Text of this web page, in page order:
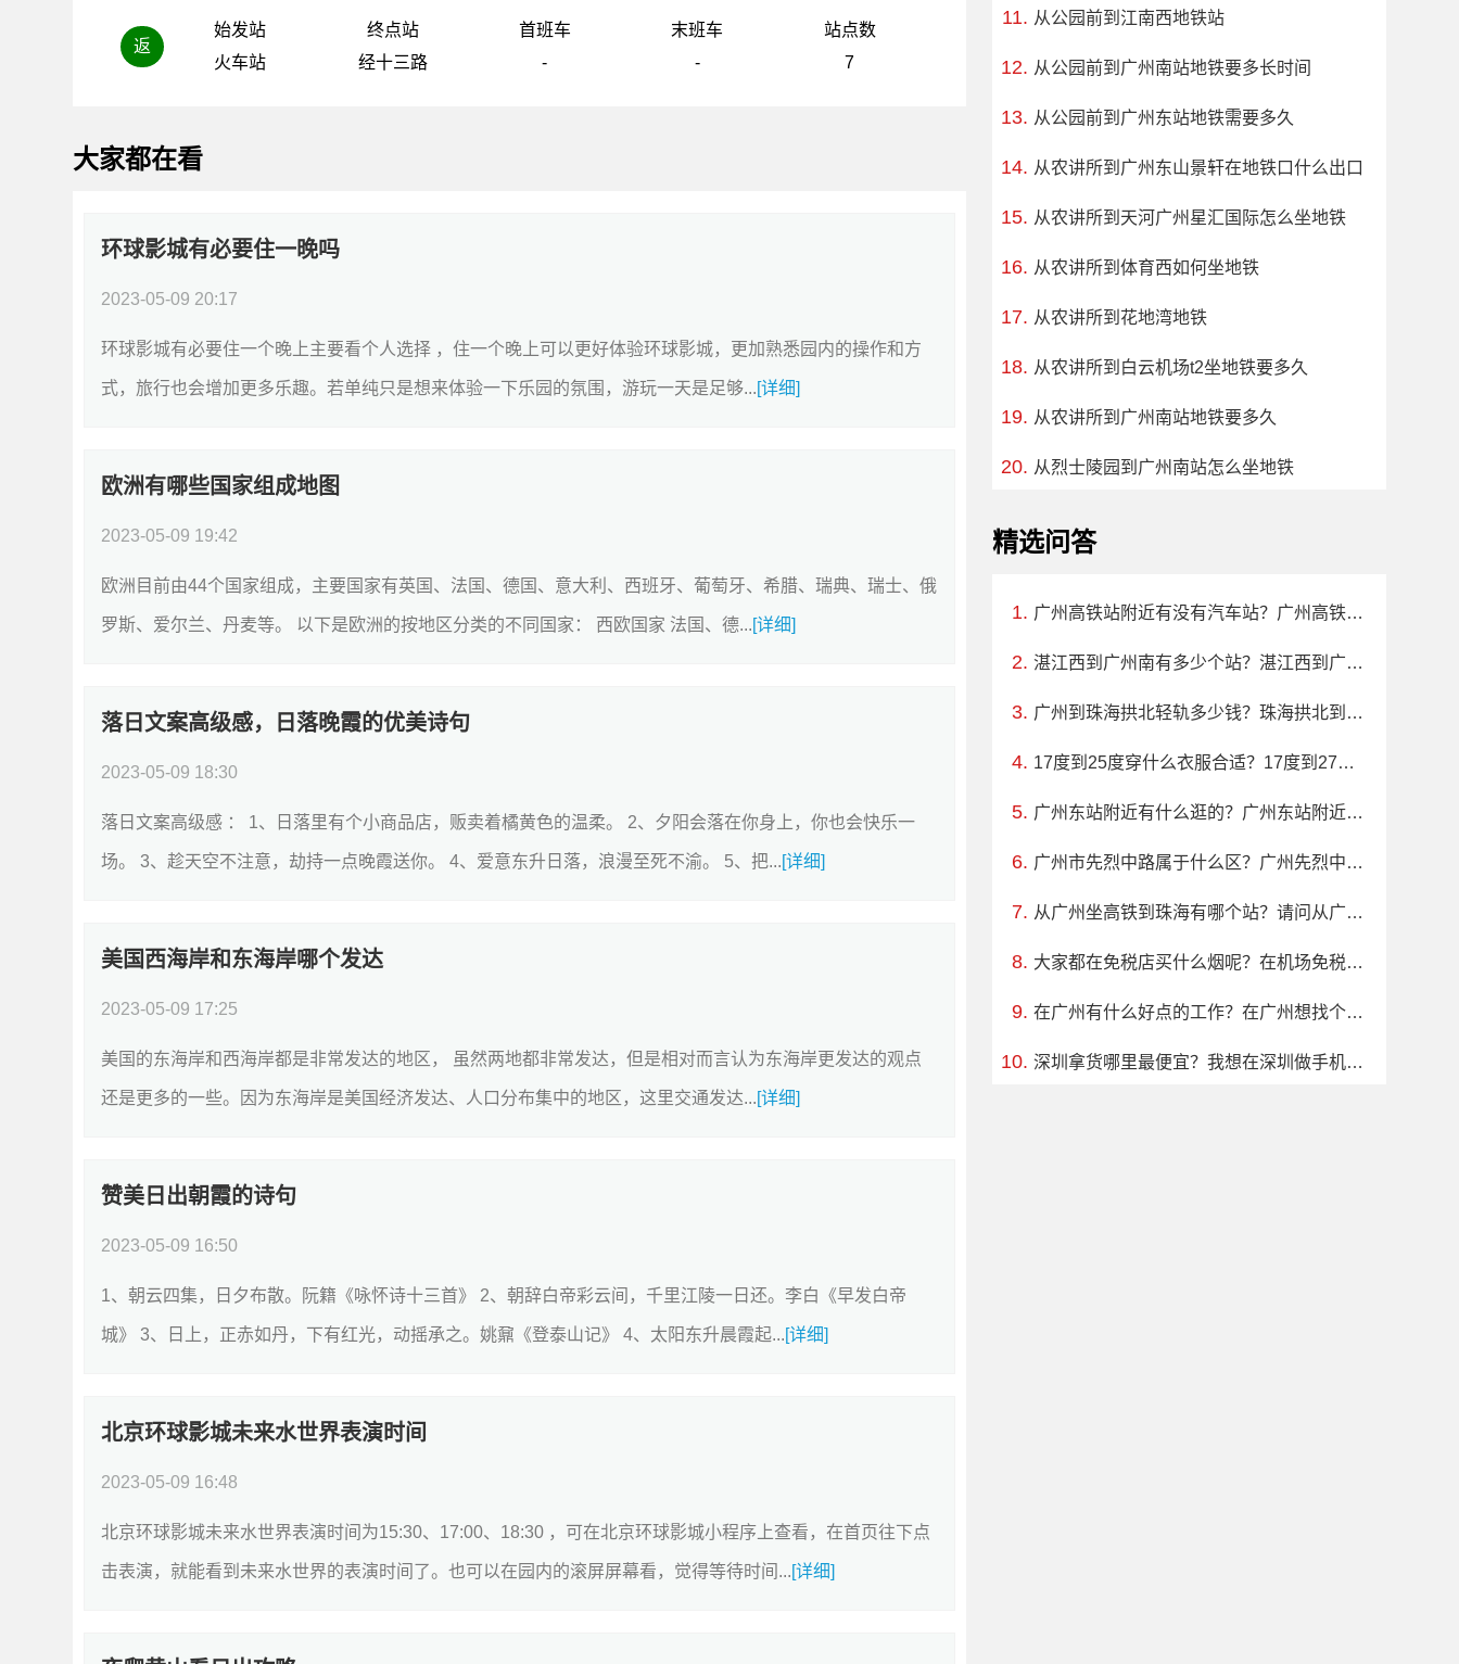
返
始发站
火车站
终点站
经十三路
首班车
-
末班车
-
站点数
7
大家都在看
环球影城有必要住一晚吗
2023-05-09 20:17
环球影城有必要住一个晚上主要看个人选择 ，住一个晚上可以更好体验环球影城，更加熟悉园内的操作和方
式，旅行也会增加更多乐趣。若单纯只是想来体验一下乐园的氛围，游玩一天是足够...[详细]
欧洲有哪些国家组成地图
2023-05-09 19:42
欧洲目前由44个国家组成，主要国家有英国、法国、德国、意大利、西班牙、葡萄牙、希腊、瑞典、瑞士、俄
罗斯、爱尔兰、丹麦等。 以下是欧洲的按地区分类的不同国家： 西欧国家 法国、德...[详细]
落日文案高级感，日落晚霞的优美诗句
2023-05-09 18:30
落日文案高级感 ： 1、日落里有个小商品店，贩卖着橘黄色的温柔。 2、夕阳会落在你身上，你也会快乐一
场。 3、趁天空不注意，劫持一点晚霞送你。 4、爱意东升日落，浪漫至死不渝。 5、把...[详细]
美国西海岸和东海岸哪个发达
2023-05-09 17:25
美国的东海岸和西海岸都是非常发达的地区， 虽然两地都非常发达，但是相对而言认为东海岸更发达的观点
还是更多的一些。因为东海岸是美国经济发达、人口分布集中的地区，这里交通发达...[详细]
赞美日出朝霞的诗句
2023-05-09 16:50
1、朝云四集，日夕布散。阮籍《咏怀诗十三首》 2、朝辞白帝彩云间，千里江陵一日还。李白《早发白帝
城》 3、日上，正赤如丹，下有红光，动摇承之。姚鼐《登泰山记》 4、太阳东升晨霞起...[详细]
北京环球影城未来水世界表演时间
2023-05-09 16:48
北京环球影城未来水世界表演时间为15:30、17:00、18:30 ，可在北京环球影城小程序上查看，在首页往下点
击表演，就能看到未来水世界的表演时间了。也可以在园内的滚屏屏幕看，觉得等待时间...[详细]
从公园前到江南西地铁站
从公园前到广州南站地铁要多长时间
从公园前到广州东站地铁需要多久
从农讲所到广州东山景轩在地铁口什么出口
从农讲所到天河广州星汇国际怎么坐地铁
从农讲所到体育西如何坐地铁
从农讲所到花地湾地铁
从农讲所到白云机场t2坐地铁要多久
从农讲所到广州南站地铁要多久
从烈士陵园到广州南站怎么坐地铁
精选问答
广州高铁站附近有没有汽车站？广州高铁南站离哪个汽车站最近
湛江西到广州南有多少个站？湛江西到广州南站多远
广州到珠海拱北轻轨多少钱？珠海拱北到广州南站有几点的轻轨
17度到25度穿什么衣服合适？17度到27度怎么穿衣服呀？？？？
广州东站附近有什么逛的？广州东站附近有什么好玩的地方？拜托了各位谢谢
广州市先烈中路属于什么区？广州先烈中路104号属于哪个街道办事处
从广州坐高铁到珠海有哪个站？请问从广州南站坐高铁到珠海拱北口岸是到哪个站下？
大家都在免税店买什么烟呢？在机场免税店给家人买什么烟好？
在广州有什么好点的工作？在广州想找个工厂上班，广州哪个工厂好一点？
深圳拿货哪里最便宜？我想在深圳做手机卡直销在哪里拿货最便宜呢